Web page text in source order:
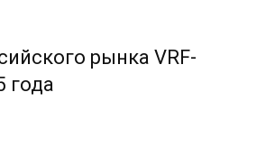
рынка VRF-
года